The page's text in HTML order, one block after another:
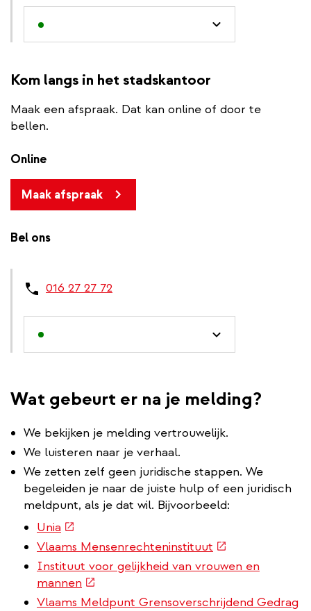
Kom langs in het stadskantoor
Maak een afspraak. Dat kan online of door te
bellen.
Online
Maak afspraak
Bel ons
016 27 27 72
Wat gebeurt er na je melding?
We bekijken je melding vertrouwelijk.
We luisteren naar je verhaal.
We zetten zelf geen juridische stappen. We
begeleiden je naar de juiste hulp of een juridisch
meldpunt, als je dat wil. Bijvoorbeeld:
Unia (externe
link)
Vlaams Mensenrechteninstituut (externe
link)
Instituut voor gelijkheid van vrouwen en
mannen (externe
link)
Vlaams Meldpunt Grensoverschrijdend Gedrag